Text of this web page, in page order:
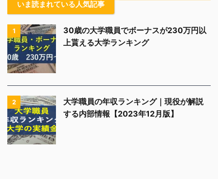
いま読まれている人気記事
1
30歳の大学職員でボーナスが230万円以
上貰える大学ランキング
2
大学職員の年収ランキング｜現役が解説
する内部情報【2023年12月版】